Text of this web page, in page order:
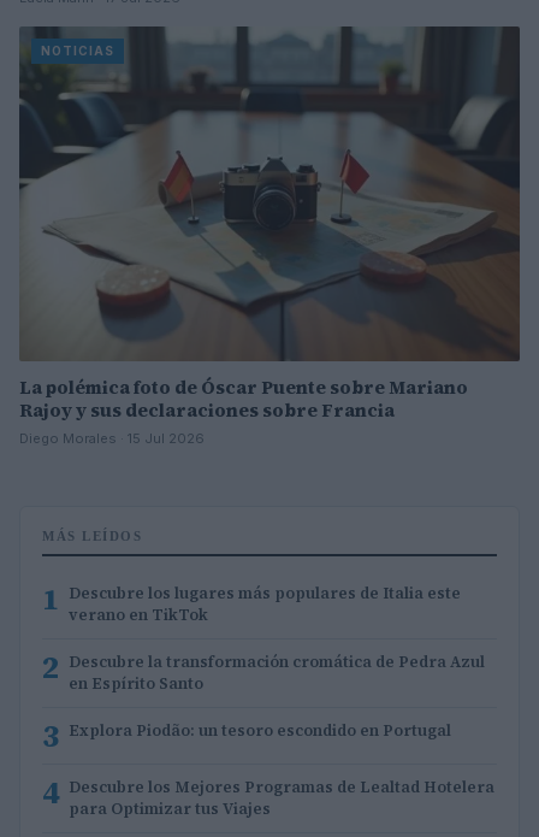
NOTICIAS
La polémica foto de Óscar Puente sobre Mariano
Rajoy y sus declaraciones sobre Francia
Diego Morales · 15 Jul 2026
MÁS LEÍDOS
1 Descubre los lugares más populares de Italia este
verano en TikTok
2 Descubre la transformación cromática de Pedra Azul
en Espírito Santo
3 Explora Piodão: un tesoro escondido en Portugal
4 Descubre los Mejores Programas de Lealtad Hotelera
para Optimizar tus Viajes